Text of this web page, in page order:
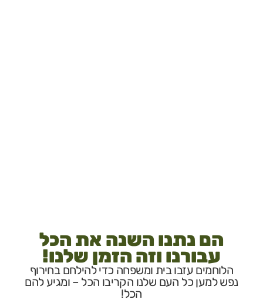
הם נתנו השנה את הכל
עבורנו וזה הזמן שלנו!
עזבו בית ומשפחה כדי להילחם בחירוף
למען כל העם שלנו הקריבו הכל – ומגיע להם